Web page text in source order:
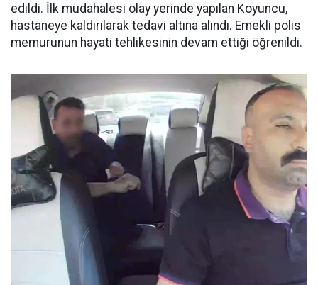
edildi. İlk müdahalesi olay yerinde yapılan Koyuncu,
hastaneye kaldırılarak tedavi altına alındı. Emekli polis
memurunun hayati tehlikesinin devam ettiği öğrenildi.